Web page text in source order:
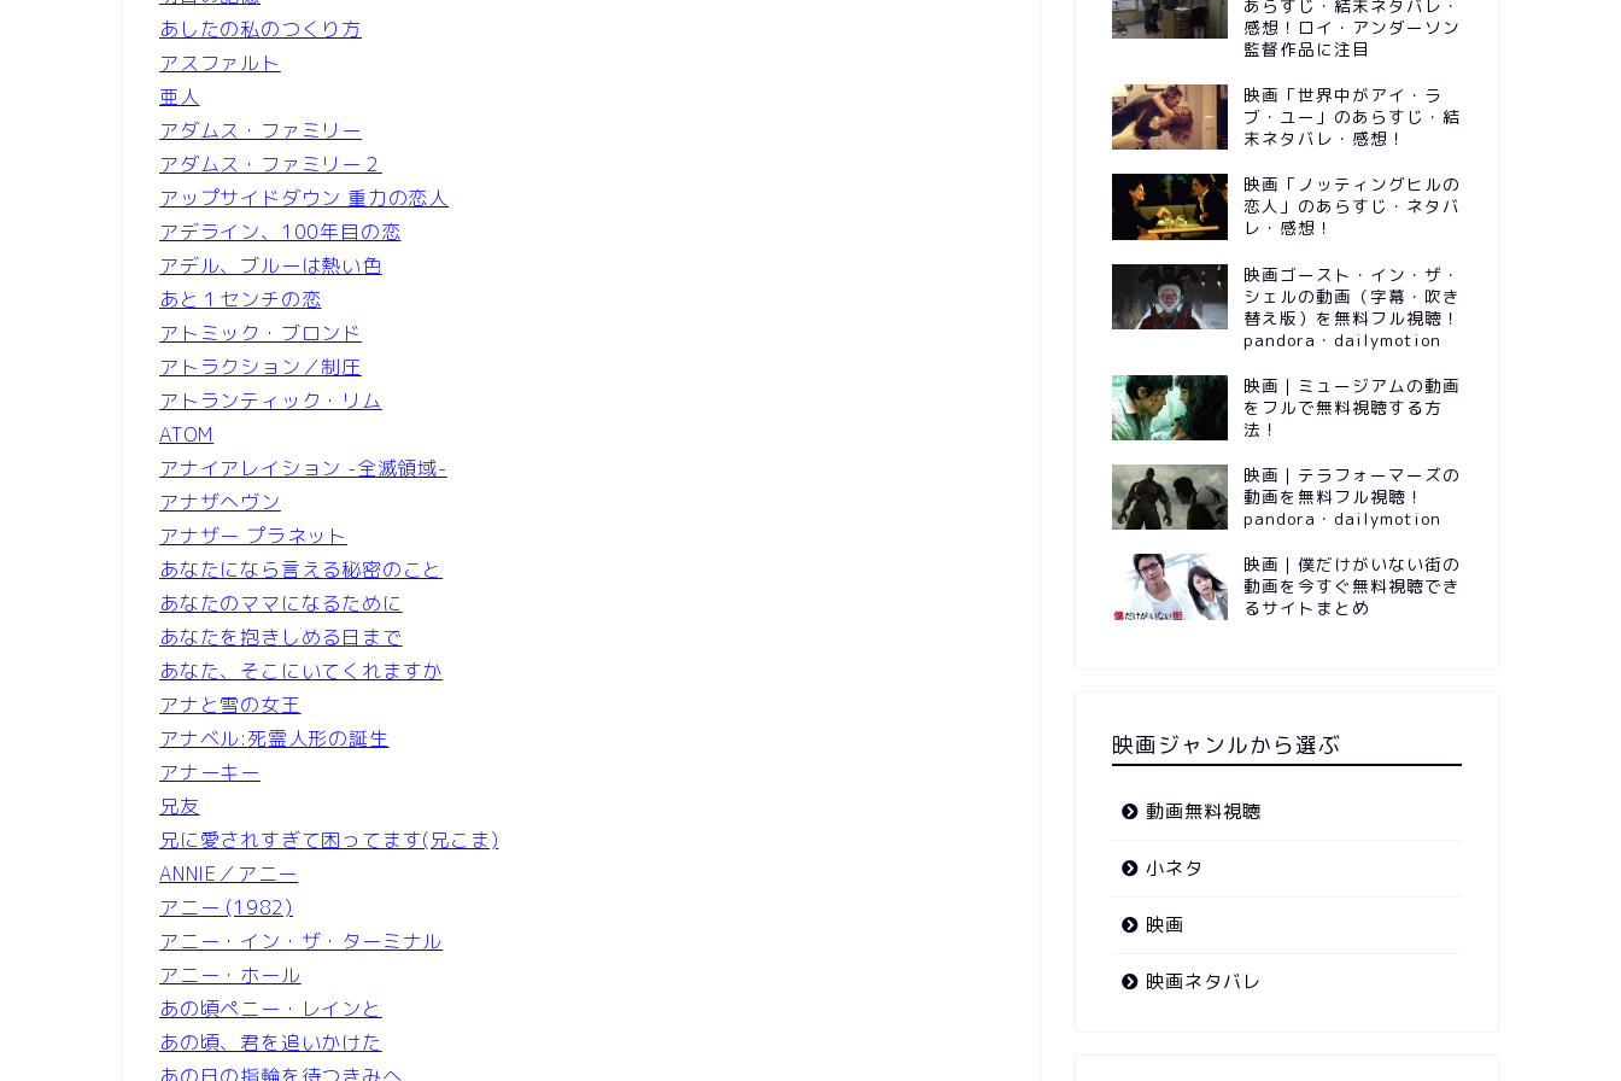
あしたの私のつくり方
アスファルト
亜人
アダムス・ファミリー
アダムス・ファミリー２
アップサイドダウン 重力の恋人
アデライン、100年目の恋
アデル、ブルーは熱い色
あと１センチの恋
アトミック・ブロンド
アトラクション／制圧
アトランティック・リム
ATOM
アナイアレイション -全滅領域-
アナザへヴン
アナザー プラネット
あなたになら言える秘密のこと
あなたのママになるために
あなたを抱きしめる日まで
あなた、そこにいてくれますか
アナと雪の女王
アナベル:死霊人形の誕生
アナーキー
兄友
兄に愛されすぎて困ってます(兄こま)
ANNIE／アニー
アニー (1982)
アニー・イン・ザ・ターミナル
アニー・ホール
あの頃ペニー・レインと
あの頃、君を追いかけた
あらすじ・結末ネタバレ・
感想！ロイ・アンダーソン
監督作品に注目
映画「世界中がアイ・ラ
ブ・ユー」のあらすじ・結
末ネタバレ・感想！
映画「ノッティングヒルの
恋人」のあらすじ・ネタバ
レ・感想！
映画ゴースト・イン・ザ・
シェルの動画（字幕・吹き
替え版）を無料フル視聴！
pandora・dailymotion
映画｜ミュージアムの動画
をフルで無料視聴する方
法！
映画｜テラフォーマーズの
動画を無料フル視聴！
pandora・dailymotion
映画｜僕だけがいない街の
動画を今すぐ無料視聴でき
るサイトまとめ
映画ジャンルから選ぶ
動画無料視聴
小ネタ
映画
映画ネタバレ